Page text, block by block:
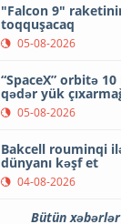
"Falcon 9"
toqquşacaq
05-08-2026
“SpaceX” orbitə
qədər yük
05-08-2026
Bakcell rouminqi
dünyanı kəşf et
04-08-2026
Bütün xəbərlər